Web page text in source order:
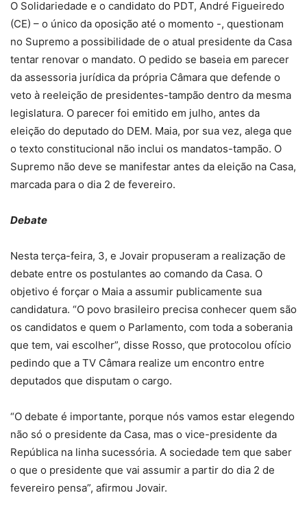
O Solidariedade e o candidato do PDT, André Figueiredo
(CE) – o único da oposição até o momento -, questionam
no Supremo a possibilidade de o atual presidente da Casa
tentar renovar o mandato. O pedido se baseia em parecer
da assessoria jurídica da própria Câmara que defende o
veto à reeleição de presidentes-tampão dentro da mesma
legislatura. O parecer foi emitido em julho, antes da
eleição do deputado do DEM. Maia, por sua vez, alega que
o texto constitucional não inclui os mandatos-tampão. O
Supremo não deve se manifestar antes da eleição na Casa,
marcada para o dia 2 de fevereiro.
Debate
Nesta terça-feira, 3, e Jovair propuseram a realização de
debate entre os postulantes ao comando da Casa. O
objetivo é forçar o Maia a assumir publicamente sua
candidatura. “O povo brasileiro precisa conhecer quem são
os candidatos e quem o Parlamento, com toda a soberania
que tem, vai escolher”, disse Rosso, que protocolou ofício
pedindo que a TV Câmara realize um encontro entre
deputados que disputam o cargo.
“O debate é importante, porque nós vamos estar elegendo
não só o presidente da Casa, mas o vice-presidente da
República na linha sucessória. A sociedade tem que saber
o que o presidente que vai assumir a partir do dia 2 de
fevereiro pensa”, afirmou Jovair.